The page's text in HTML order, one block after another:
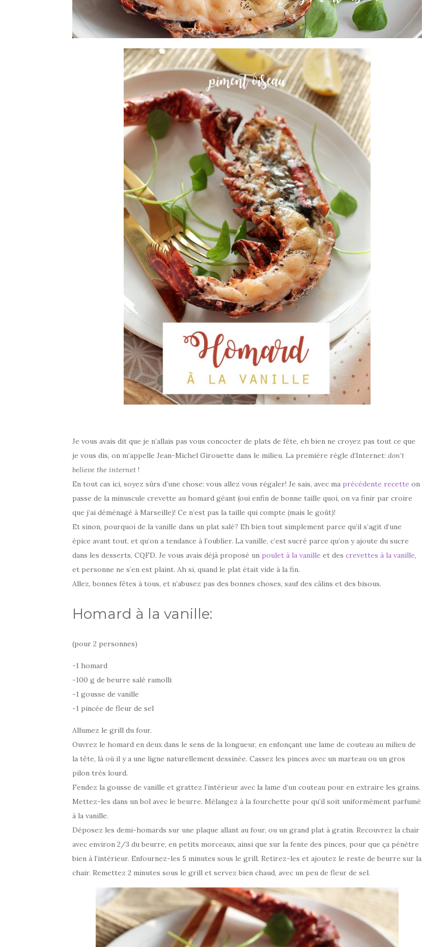
Je vous avais dit que je n’allais pas vous concocter de plats de fête, eh bien ne croyez pas tout ce que
je vous dis, on m’appelle Jean-Michel Girouette dans le milieu. La première règle d’Internet: don’t
believe the internet !
En tout cas ici, soyez sûrs d’une chose: vous allez vous régaler! Je sais, avec ma précédente recette on
passe de la minuscule crevette au homard géant (oui enfin de bonne taille quoi, on va finir par croire
que j’ai déménagé à Marseille)! Ce n’est pas la taille qui compte (mais le goût)!
Et sinon, pourquoi de la vanille dans un plat salé? Eh bien tout simplement parce qu’il s’agit d’une
épice avant tout, et qu’on a tendance à l’oublier. La vanille, c’est sucré parce qu’on y ajoute du sucre
dans les desserts, CQFD. Je vous avais déjà proposé un poulet à la vanille et des crevettes à la vanille,
et personne ne s’en est plaint. Ah si, quand le plat était vide à la fin.
Allez, bonnes fêtes à tous, et n’abusez pas des bonnes choses, sauf des câlins et des bisous.
Homard à la vanille:
(pour 2 personnes)
-1 homard
-100 g de beurre salé ramolli
-1 gousse de vanille
-1 pincée de fleur de sel
Allumez le grill du four.
Ouvrez le homard en deux dans le sens de la longueur, en enfonçant une lame de couteau au milieu de
la tête, là où il y a une ligne naturellement dessinée. Cassez les pinces avec un marteau ou un gros
pilon très lourd.
Fendez la gousse de vanille et grattez l’intérieur avec la lame d’un couteau pour en extraire les grains.
Mettez-les dans un bol avec le beurre. Mélangez à la fourchette pour qu’il soit uniformément parfumé
à la vanille.
Déposez les demi-homards sur une plaque allant au four, ou un grand plat à gratin. Recouvrez la chair
avec environ 2/3 du beurre, en petits morceaux, ainsi que sur la fente des pinces, pour que ça pénètre
bien à l’intérieur. Enfournez-les 5 minutes sous le grill. Retirez-les et ajoutez le reste de beurre sur la
chair. Remettez 2 minutes sous le grill et servez bien chaud, avec un peu de fleur de sel.